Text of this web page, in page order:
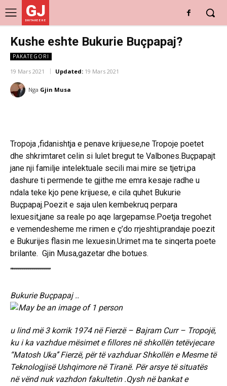
GJ
DRITARE E RE
Kushe eshte Bukurie Buçpapaj?
PAKATEGORI
19 Mars 2021 Updated: 19 Mars 2021
Nga Gjin Musa
Tropoja ,fidanishtja e penave krijuese,ne Tropoje poetet
dhe shkrimtaret celin si lulet bregut te Valbones.Buçpapajt
jane nji familje intelektuale secili mai mire se tjetri,pa
dashure ti permende te gjithe me emra kesaje radhe u
ndala teke kjo pene krijuese, e cila quhet Bukurie
Buçpapaj.Poezit e saja ulen kembekruq perpara
lexuesit,jane sa reale po aqe largepamse.Poetja tregohet
e vemendesheme me rimen e ç’do rrjeshti,prandaje poezit
e Bukurijes flasin me lexuesin.Urimet ma te sinqerta poete
brilante. Gjin Musa,gazetar dhe botues.
“”””””””””””””””””””
Bukurie Buçpapaj ..
u lind më 3 korrik 1974 në Fierzë – Bajram Curr – Tropojë,
ku i ka vazhdue mësimet e fillores në shkollën tetëvjecare
“Matosh Uka’’ Fierzë, për të vazhduar Shkollën e Mesme të
Teknologjisë Ushqimore në Tiranë. Për arsye të situatës
në vënd nuk vazhdon fakultetin .Qysh në bankat e